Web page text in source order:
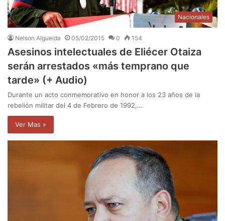
Nacionales
Nelson Algueida 05/02/2015 0 154
Asesinos intelectuales de Eliécer Otaiza
serán arrestados «más temprano que
tarde» (+ Audio)
Durante un acto conmemorativo en honor a los 23 años de la
rebelión militar del 4 de Febrero de 1992,…
Ver Mas »